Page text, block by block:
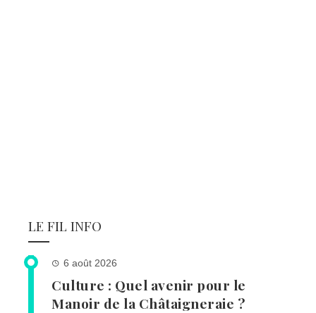
LE FIL INFO
6 août 2026
Culture : Quel avenir pour le
Manoir de la Châtaigneraie ?